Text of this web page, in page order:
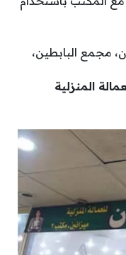
مجمع البابطين،
المنزلية